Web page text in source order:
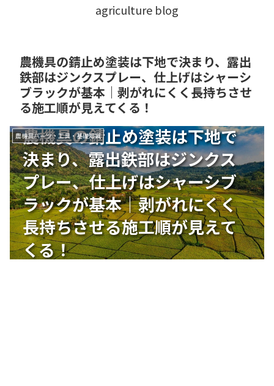
agriculture blog
農機具の錆止め塗装は下地で決まり、露出
鉄部はジンクスプレー、仕上げはシャーシ
ブラックが基本｜剥がれにくく長持ちさせ
る施工順が見えてくる！
農機具の錆止め塗装は下地で
決まり、露出鉄部はジンクス
プレー、仕上げはシャーシブ
ラックが基本｜剥がれにくく
長持ちさせる施工順が見えて
くる！
農機具パーツ・工具・基礎知識